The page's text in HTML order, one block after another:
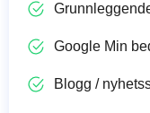
Google Min
Blogg /